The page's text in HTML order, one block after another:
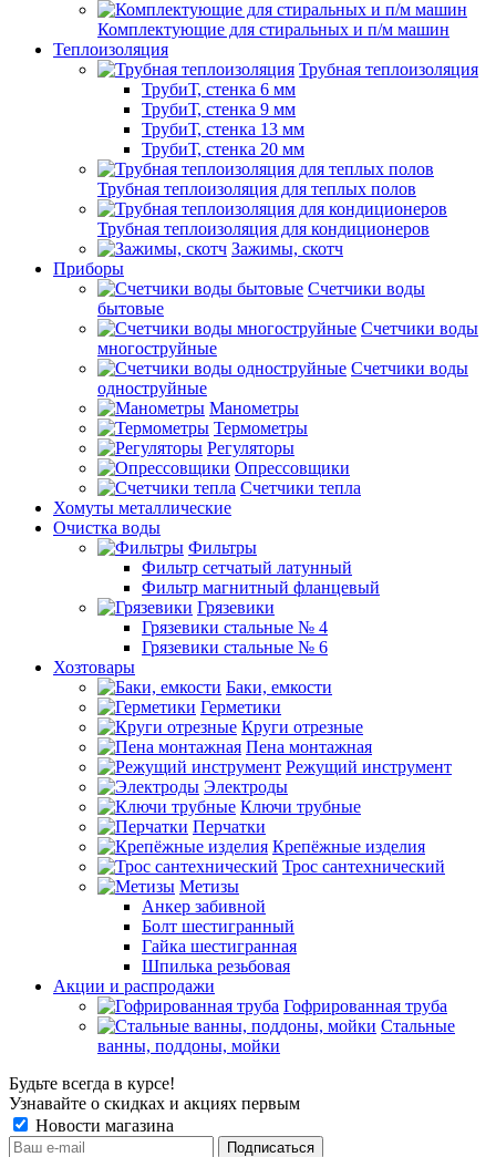
Комплектующие для стиральных и п/м машин
Теплоизоляция
Трубная теплоизоляция
ТрубиТ, стенка 6 мм
ТрубиТ, стенка 9 мм
ТрубиТ, стенка 13 мм
ТрубиТ, стенка 20 мм
Трубная теплоизоляция для теплых полов
Трубная теплоизоляция для кондиционеров
Зажимы, скотч
Приборы
Счетчики воды
бытовые
Счетчики воды
многоструйные
Счетчики воды
одноструйные
Манометры
Термометры
Регуляторы
Опрессовщики
Счетчики тепла
Хомуты металлические
Очистка воды
Фильтры
Фильтр сетчатый латунный
Фильтр магнитный фланцевый
Грязевики
Грязевики стальные № 4
Грязевики стальные № 6
Хозтовары
Баки, емкости
Герметики
Круги отрезные
Пена монтажная
Режущий инструмент
Электроды
Ключи трубные
Перчатки
Крепёжные изделия
Трос сантехнический
Метизы
Анкер забивной
Болт шестигранный
Гайка шестигранная
Шпилька резьбовая
Акции и распродажи
Гофрированная труба
Стальные
ванны, поддоны, мойки
Будьте всегда в курсе!
Узнавайте о скидках и акциях первым
Новости магазина